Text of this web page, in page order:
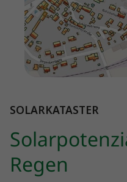
SOLARKATASTER
Regen